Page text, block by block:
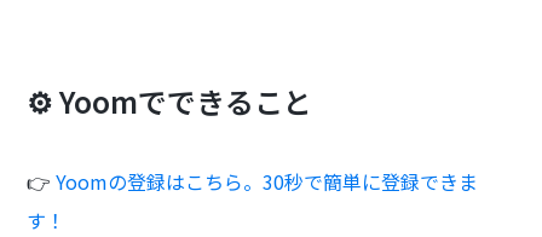
⚙️ Yoomでできること
👉Yoomの登録はこちら。30秒で簡単に登録できま
す！